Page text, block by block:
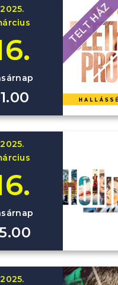
2025.
TELT HÁZ
2025.
2025.